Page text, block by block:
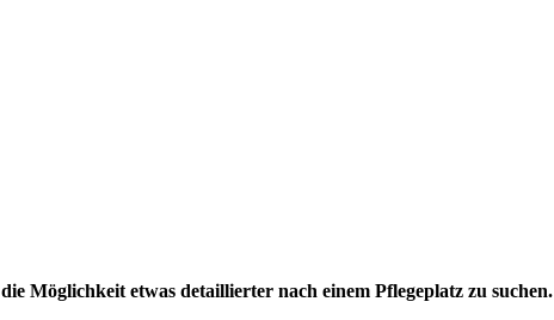
Möglichkeit etwas detaillierter nach einem Pflegeplatz zu suchen.